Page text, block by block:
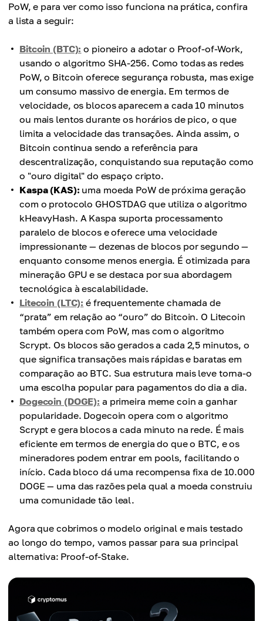
PoW, e para ver como isso funciona na prática, confira
a lista a seguir:
Bitcoin (BTC): o pioneiro a adotar o Proof-of-Work,
usando o algoritmo SHA-256. Como todas as redes
PoW, o Bitcoin oferece segurança robusta, mas exige
um consumo massivo de energia. Em termos de
velocidade, os blocos aparecem a cada 10 minutos
ou mais lentos durante os horários de pico, o que
limita a velocidade das transações. Ainda assim, o
Bitcoin continua sendo a referência para
descentralização, conquistando sua reputação como
o "ouro digital" do espaço cripto.
Kaspa (KAS): uma moeda PoW de próxima geração
com o protocolo GHOSTDAG que utiliza o algoritmo
kHeavyHash. A Kaspa suporta processamento
paralelo de blocos e oferece uma velocidade
impressionante — dezenas de blocos por segundo —
enquanto consome menos energia. É otimizada para
mineração GPU e se destaca por sua abordagem
tecnológica à escalabilidade.
Litecoin (LTC): é frequentemente chamada de
“prata” em relação ao “ouro” do Bitcoin. O Litecoin
também opera com PoW, mas com o algoritmo
Scrypt. Os blocos são gerados a cada 2,5 minutos, o
que significa transações mais rápidas e baratas em
comparação ao BTC. Sua estrutura mais leve torna-o
uma escolha popular para pagamentos do dia a dia.
Dogecoin (DOGE): a primeira meme coin a ganhar
popularidade. Dogecoin opera com o algoritmo
Scrypt e gera blocos a cada minuto na rede. É mais
eficiente em termos de energia do que o BTC, e os
mineradores podem entrar em pools, facilitando o
início. Cada bloco dá uma recompensa fixa de 10.000
DOGE — uma das razões pela qual a moeda construiu
uma comunidade tão leal.
Agora que cobrimos o modelo original e mais testado
ao longo do tempo, vamos passar para sua principal
alternativa: Proof-of-Stake.